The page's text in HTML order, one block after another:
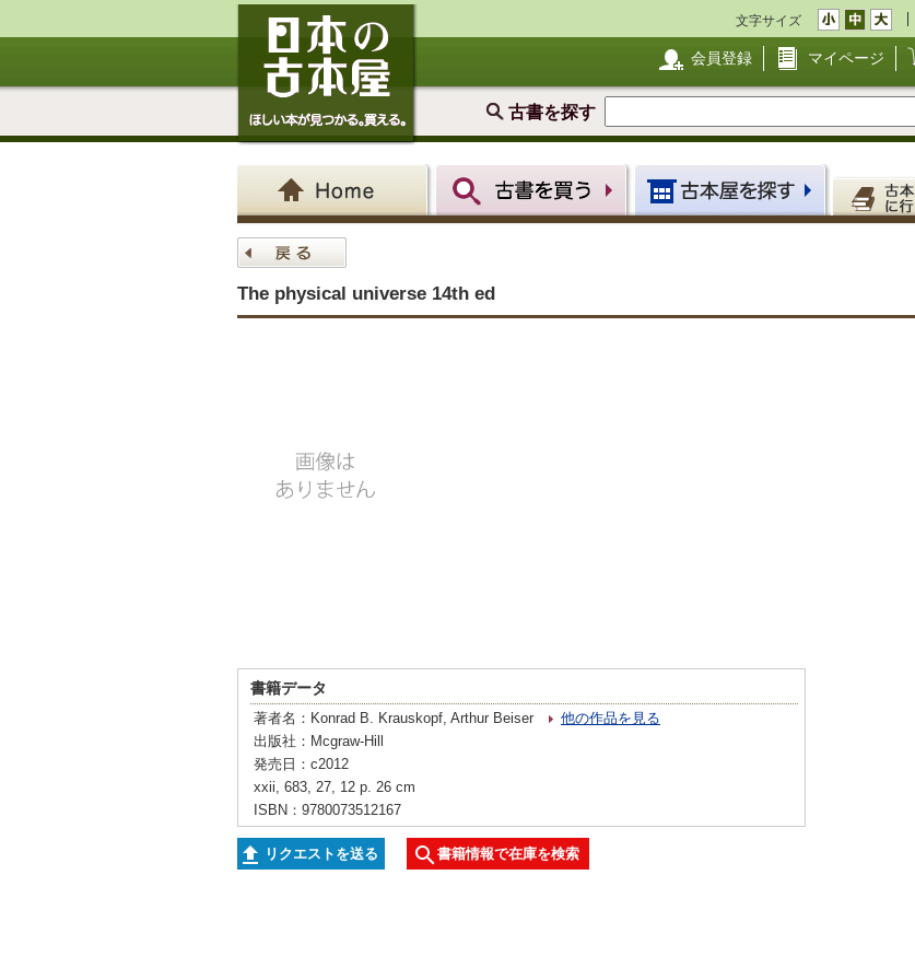
文字サイズ
会員登録 マイページ
古書を探す
The physical universe 14th ed
書籍データ
著者名：Konrad B. Krauskopf, Arthur Beiser
他の作品を見る
出版社：Mcgraw-Hill
発売日：c2012
xxii, 683, 27, 12 p. 26 cm
ISBN：9780073512167
リクエストを送る 書籍情報で在庫を検索